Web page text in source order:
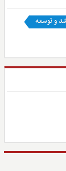
و توسعه